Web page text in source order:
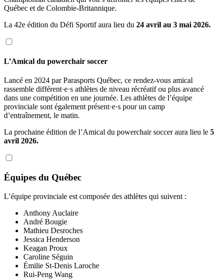
Québec et de Colombie-Britannique.
La 42e édition du Défi Sportif aura lieu du 24 avril au 3 mai 2026.
L’Amical du powerchair soccer
Lancé en 2024 par Parasports Québec, ce rendez-vous amical
rassemble différent·e·s athlètes de niveau récréatif ou plus avancé
dans une compétition en une journée. Les athlètes de l’équipe
provinciale sont également présent·e·s pour un camp
d’entraînement, le matin.
La prochaine édition de l’Amical du powerchair soccer aura lieu le 5
avril 2026.
Équipes du Québec
L’équipe provinciale est composée des athlètes qui suivent :
Anthony Auclaire
André Bougie
Mathieu Desroches
Jessica Henderson
Keagan Proux
Caroline Séguin
Émilie St-Denis Laroche
Rui-Peng Wang